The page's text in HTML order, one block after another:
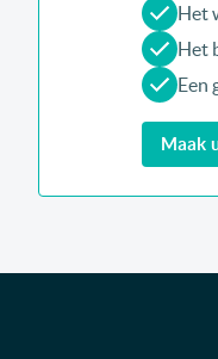
Het
Het
Een
Maak